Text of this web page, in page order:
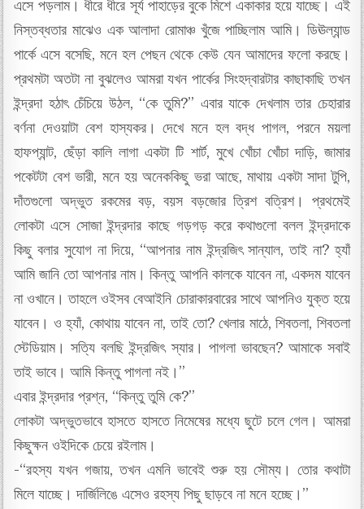
এসে পড়লাম। ধীরে ধীরে সূর্য পাহাড়ের বুকে মিশে একাকার হয়ে যাচ্ছে। এই
নিস্তব্ধতার মাঝেও এক আলাদা রোমাঞ্চ খুঁজে পাচ্ছিলাম আমি। ডিঊল্যান্ড
পার্কে এসে বসেছি, মনে হল পেছন থেকে কেউ যেন আমাদের ফলো করছে।
প্রথমটা অতটা না বুঝলেও আমরা যখন পার্কের সিংহদ্বারটার কাছাকাছি তখন
ইন্দ্রদা হঠাৎ চেঁচিয়ে উঠল, “কে তুমি?” এবার যাকে দেখলাম তার চেহারার
বর্ণনা দেওয়াটা বেশ হাস্যকর। দেখে মনে হল বদ্ধ পাগল, পরনে ময়লা
হাফপ্যান্ট, ছেঁড়া কালি লাগা একটা টি শার্ট, মুখে খোঁচা খোঁচা দাড়ি, জামার
পকেটটা বেশ ভারী, মনে হয় অনেককিছু ভরা আছে, মাথায় একটা সাদা টুপি,
দাঁতগুলো অদ্ভুত রকমের বড়, বয়স বড়জোর ত্রিশ বত্রিশ। প্রথমেই
লোকটা এসে সোজা ইন্দ্রদার কাছে গড়গড় করে কথাগুলো বলল ইন্দ্রদাকে
কিছু বলার সুযোগ না দিয়ে, “আপনার নাম ইন্দ্রজিৎ সান্যাল, তাই না? হ্যাঁ
আমি জানি তো আপনার নাম। কিন্তু আপনি কালকে যাবেন না, একদম যাবেন
না ওখানে। তাহলে ওইসব বেআইনি চোরাকারবারের সাথে আপনিও যুক্ত হয়ে
যাবেন। ও হ্যাঁ, কোথায় যাবেন না, তাই তো? খেলার মাঠে, শিবতলা, শিবতলা
স্টেডিয়াম। সত্যি বলছি ইন্দ্রজিৎ স্যার। পাগলা ভাবছেন? আমাকে সবাই
তাই ভাবে। আমি কিন্তু পাগলা নই।”
এবার ইন্দ্রদার প্রশ্ন, “কিন্তু তুমি কে?”
লোকটা অদ্ভুতভাবে হাসতে হাসতে নিমেষের মধ্যে ছুটে চলে গেল। আমরা
কিছুক্ষন ওইদিকে চেয়ে রইলাম।
-“রহস্য যখন গজায়, তখন এমনি ভাবেই শুরু হয় সৌম্য। তোর কথাটা
মিলে যাচ্ছে। দার্জিলিঙে এসেও রহস্য পিছু ছাড়বে না মনে হচ্ছে।”